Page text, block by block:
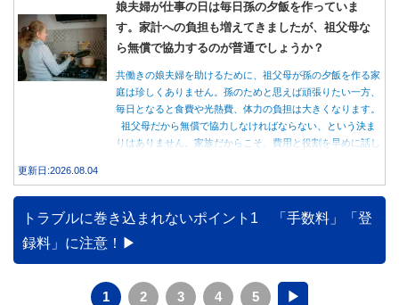
娘夫婦が仕事の日は毎日孫の夕飯を作っていま
す。家計への負担も増えてきましたが、祖父母な
ら無償で協力するのが普通でしょうか？
共働きの娘夫婦を助けるために、祖父母が孫の夕飯を作る家
庭は珍しくありません。孫のためと思えば頑張りたい一方、
毎日となると食費や光熱費、体力の負担は大きくなります。
祖父母だから無償で協力しなければならない、という決ま
りはありません。家族だからこそ、費用と役割を早めに話し
更新日:2026.08.04
トラブルに巻き込まれないポイント1 「手数料」「登
録料」に注意！
1 2 3 4 5 ▶